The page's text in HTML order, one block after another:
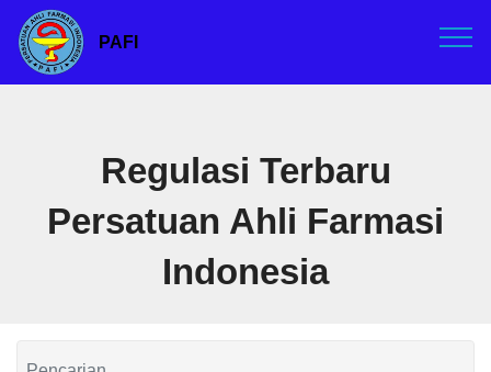
PAFI
Regulasi Terbaru
Persatuan Ahli Farmasi
Indonesia